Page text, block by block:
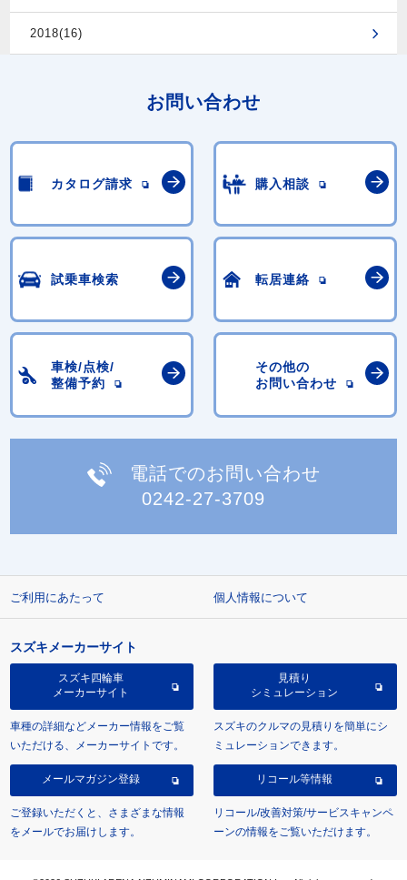
2018(16)
お問い合わせ
カタログ請求 購入相談
試乗車検索 転居連絡
車検/点検/
整備予約
その他の
お問い合わせ
電話でのお問い合わせ
0242-27-3709
ご利用にあたって 個人情報について
スズキメーカーサイト
スズキ四輪車
メーカーサイト
車種の詳細などメーカー情報をご覧
いただける、メーカーサイトです。
見積り
シミュレーション
スズキのクルマの見積りを簡単にシ
ミュレーションできます。
メールマガジン登録
ご登録いただくと、さまざまな情報
をメールでお届けします。
リコール等情報
リコール/改善対策/サービスキャンペ
ーンの情報をご覧いただけます。